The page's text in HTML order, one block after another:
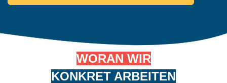
WORAN WIR
KONKRET ARBEITEN